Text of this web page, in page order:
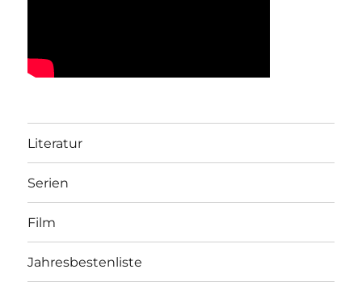
Literatur
Serien
Film
Jahresbestenliste